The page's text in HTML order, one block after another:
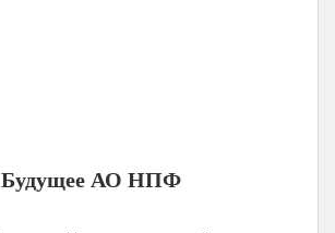
Будущее АО НПФ